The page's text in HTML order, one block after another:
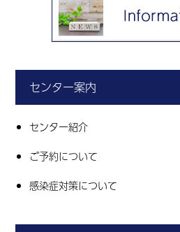
センター案内
センター紹介
ご予約について
感染症対策について